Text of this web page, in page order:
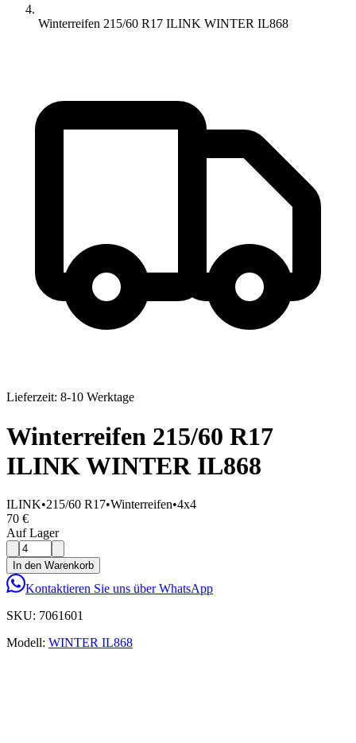
Winterreifen 215/60 R17 ILINK WINTER IL868
Lieferzeit: 8-10 Werktage
Winterreifen 215/60 R17
ILINK WINTER IL868
ILINK•215/60 R17•Winterreifen•4x4
70 €
Auf Lager
In den Warenkorb
Kontaktieren Sie uns über WhatsApp
SKU: 7061601
Modell: WINTER IL868